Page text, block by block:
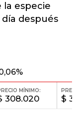
la especie
después